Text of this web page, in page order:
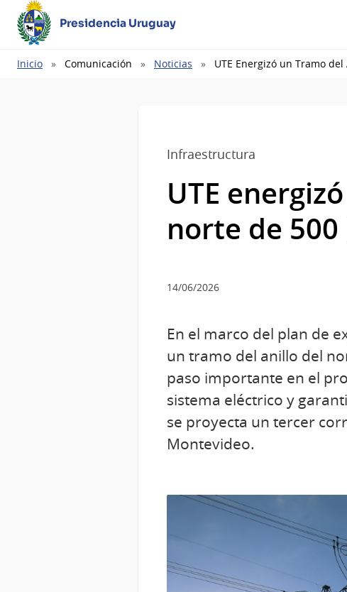
Presidencia Uruguay
Ruta
Inicio Comunicación Noticias UTE Energizó un Tramo
Infraestructura
UTE
norte de 500
14/06/2026
En el marco del plan de
un tramo del anillo del
paso importante en el
sistema eléctrico y
se proyecta un tercer
Montevideo.